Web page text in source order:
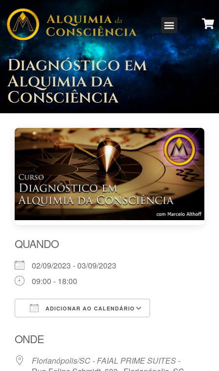
Diagnóstico em
Alquimia da
Consciência
QUANDO
02/09/2023 - 03/09/2023
09:00 - 18:00
ADICIONAR AO CALENDÁRIO
ONDE
Florianópolis/SC - FAIAL PRIME SUITES -